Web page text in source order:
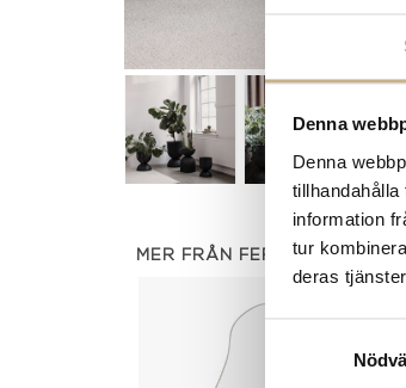
Denna
Denna
information
tur
deras
MER FRÅN FERM LIVING